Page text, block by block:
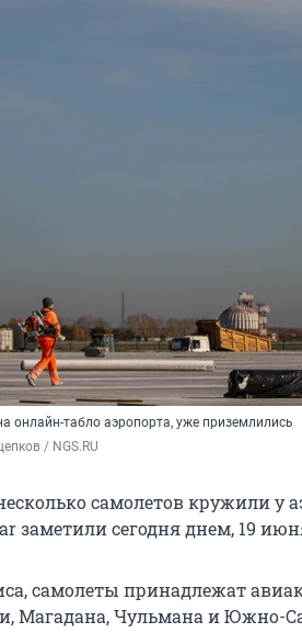
онлайн-табло аэропорта, уже приземлились
/ NGS.RU
самолетов кружили у
заметили сегодня днем, 19
самолеты принадлежат
Магадана, Чульмана и Южно-